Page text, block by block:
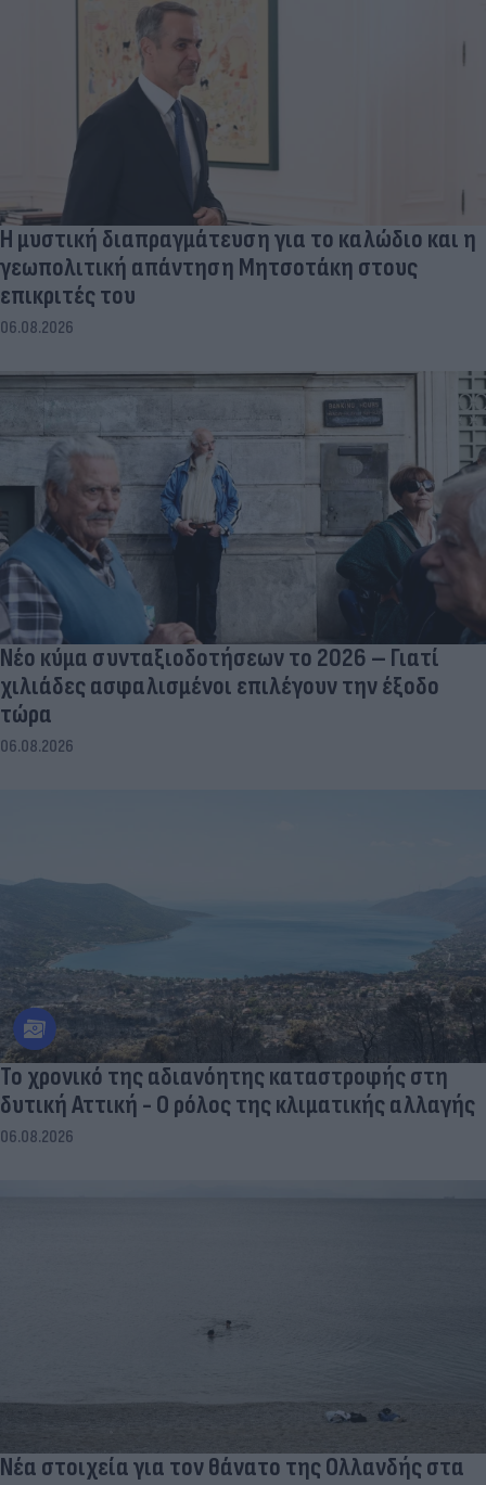
Η μυστική διαπραγμάτευση για το καλώδιο και η
γεωπολιτική απάντηση Μητσοτάκη στους
επικριτές του
06.08.2026
Νέο κύμα συνταξιοδοτήσεων το 2026 – Γιατί
χιλιάδες ασφαλισμένοι επιλέγουν την έξοδο
τώρα
06.08.2026
Το χρονικό της αδιανόητης καταστροφής στη
δυτική Αττική - Ο ρόλος της κλιματικής αλλαγής
06.08.2026
Νέα στοιχεία για τον θάνατο της Ολλανδής στα